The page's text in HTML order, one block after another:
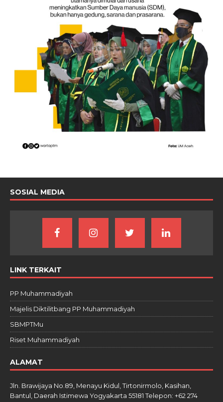
SOSIAL MEDIA
LINK TERKAIT
PP Muhammadiyah
Majelis Diktilitbang PP Muhammadiyah
SBMPTMu
Riset Muhammadiyah
ALAMAT
Jln. Brawijaya No.89, Menayu Kidul, Tirtonirmolo, Kasihan,
Bantul, Daerah Istimewa Yogyakarta 55181 Telepon: +62 274